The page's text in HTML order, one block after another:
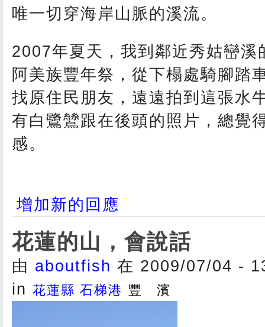
唯一切穿海岸山脈的溪流。
2007年夏天，我到鄰近秀姑巒溪
阿美族豐年祭，從下榻處騎腳踏
找原住民朋友，遠遠拍到這張水
有白鷺鷥跟在後頭的照片，總覺
感。
增加新的回應
花蓮的山，會說話
由 aboutfish 在 2009/07/04 -
in 花蓮縣 石梯港 豐 濱